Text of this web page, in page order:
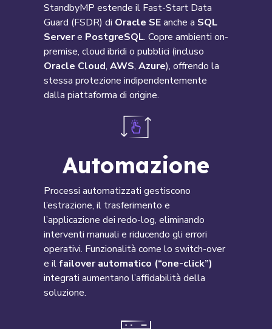
StandbyMP estende il Fast-Start Data
Guard (FSDR) di Oracle SEanche a SQL
Servere PostgreSQL. Copre ambienti on-
premise, cloud ibridi o pubblici (incluso
Oracle Cloud, AWS, Azure), offrendo la
stessa protezione indipendentemente
dalla piattaforma di origine.
Automazione
Processi automatizzati gestiscono
l’estrazione, il trasferimento e
l’applicazione dei redo-log, eliminando
interventi manuali e riducendo gli errori
operativi. Funzionalità come lo switch-over
e ilfailover automatico (“one-click”)
integrati aumentano l’affidabilità della
soluzione.